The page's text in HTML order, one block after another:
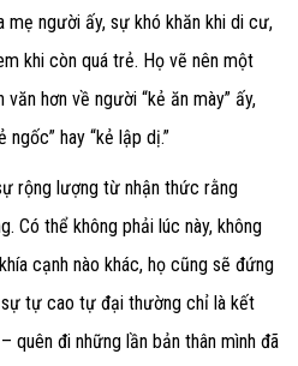
mẹ người ấy, sự khó khăn khi di cư,
khi còn quá trẻ. Họ vẽ nên một
hơn về người “kẻ ăn mày” ấy,
ngốc” hay “kẻ lập dị.”
rộng lượng từ nhận thức rằng
Có thể không phải lúc này, không
cạnh nào khác, họ cũng sẽ đứng
tự cao tự đại thường chỉ là kết
quên đi những lần bản thân mình đã